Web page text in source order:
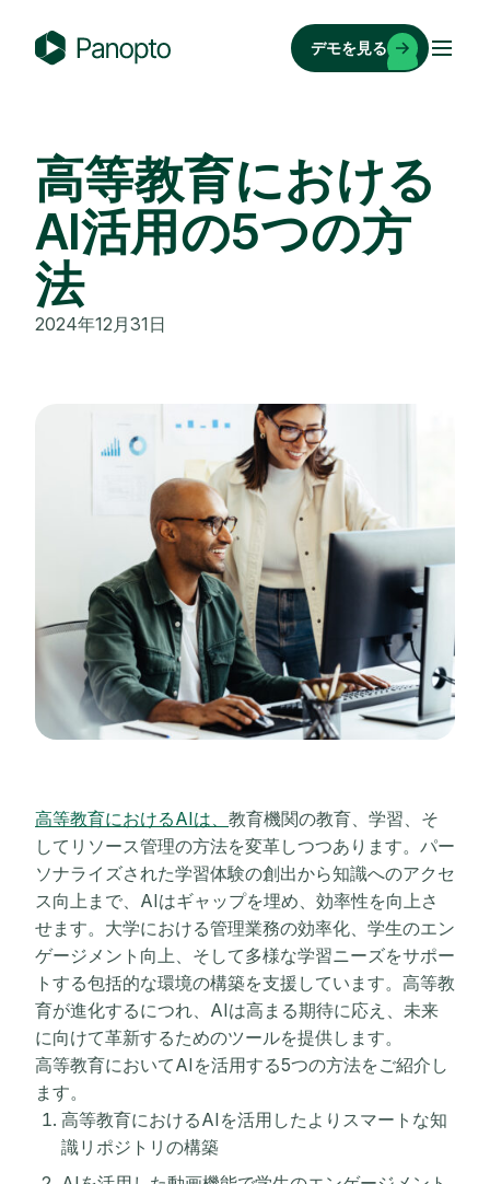
o
o
デモを見る
高等教育における
AI活用の5つの方
法
2024年12月31日
高等教育におけるAIは、 教育機関の教育、学習、そ
してリソース管理の方法を変革しつつあります。パー
ソナライズされた学習体験の創出から知識へのアクセ
ス向上まで、AIはギャップを埋め、効率性を向上さ
せます。大学における管理業務の効率化、学生のエン
ゲージメント向上、そして多様な学習ニーズをサポー
トする包括的な環境の構築を支援しています。高等教
育が進化するにつれ、AIは高まる期待に応え、未来
に向けて革新するためのツールを提供します。
高等教育においてAIを活用する5つの方法をご紹介し
ます。
高等教育におけるAIを活用したよりスマートな知
識リポジトリの構築